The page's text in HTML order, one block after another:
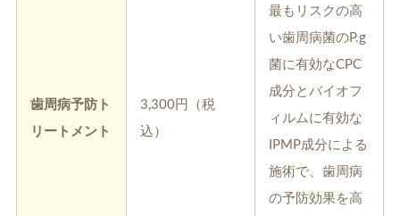
歯周病予防ト
リートメント
3,300円（税
込）
最もリスクの高
い歯周病菌のP.g
菌に有効なCPC
成分とバイオフ
ィルムに有効な
IPMP成分による
施術で、歯周病
の予防効果を高